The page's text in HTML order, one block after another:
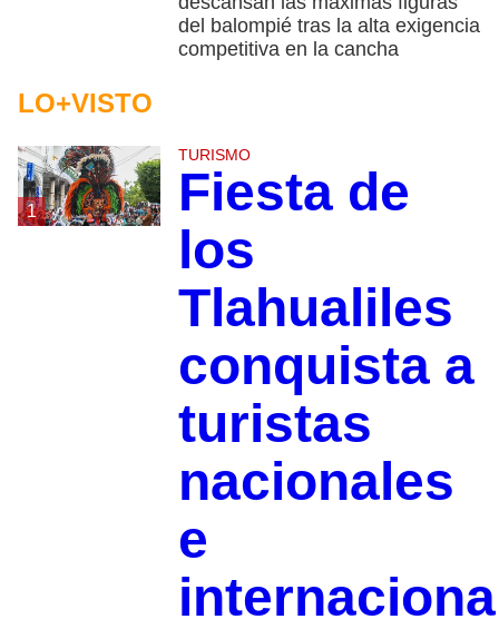
del balompié tras la alta exigencia
competitiva en la cancha
LO+VISTO
1
TURISMO
Fiesta de
los
Tlahualiles
conquista a
turistas
nacionales
e